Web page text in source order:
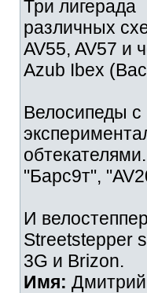
Три лигерада
различных
AV55, AV57 и
Azub Ibex
Велосипеды с
обтекателями.
"Барс9т",
И
Streetstepper
3G и Brizon.
Имя: Дмитрий